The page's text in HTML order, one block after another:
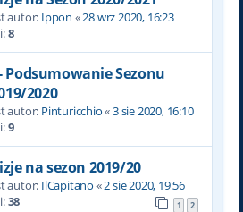
autor: Ippon «28 wrz 2020, 16:23
8
Podsumowanie Sezonu
2020
autor: Pinturicchio«3 sie 2020, 16:10
9
na sezon 2019/20
autor: IlCapitano «2 sie 2020, 19:56
38 1 2